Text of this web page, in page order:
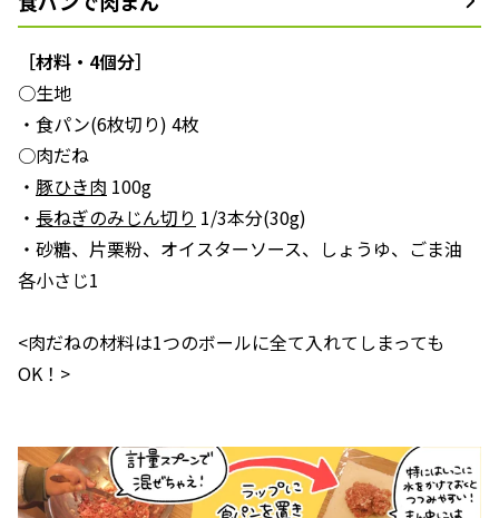
［材料・4個分］
○生地
・食パン(6枚切り) 4枚
○肉だね
・ 豚ひき肉 100g
・ 長ねぎのみじん切り 1/3本分(30g)
・砂糖、片栗粉、オイスターソース、しょうゆ、ごま油
各小さじ1
<肉だねの材料は1つのボールに全て入れてしまっても
OK！>